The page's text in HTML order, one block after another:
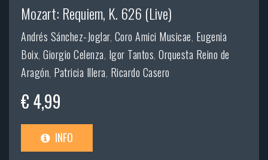
Mozart: Requiem, K. 626 (Live)
Andrés Sánchez-Joglar, Coro Amici Musicae, Eugenia
Boix, Giorgio Celenza, Igor Tantos, Orquesta Reino de
Aragón, Patricia Illera, Ricardo Casero
€ 4,99
INFO